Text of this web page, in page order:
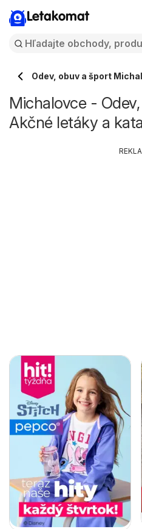
Letakomat
Odev, obuv a šport
Michalovce -
Akčné letáky a